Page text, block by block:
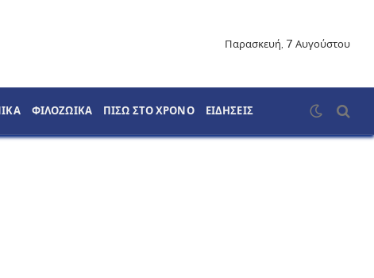
Παρασκευή, 7 Αυγούστου
ΦΙΛΟΖΩΙΚΑ ΠΙΣΩ ΣΤΟ ΧΡΟΝΟ ΕΙΔΗΣΕΙΣ